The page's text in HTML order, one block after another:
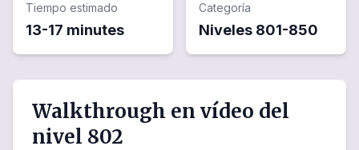
Tiempo estimado
13-17 minutes
Categoría
Niveles 801-850
Walkthrough en vídeo del
nivel 802